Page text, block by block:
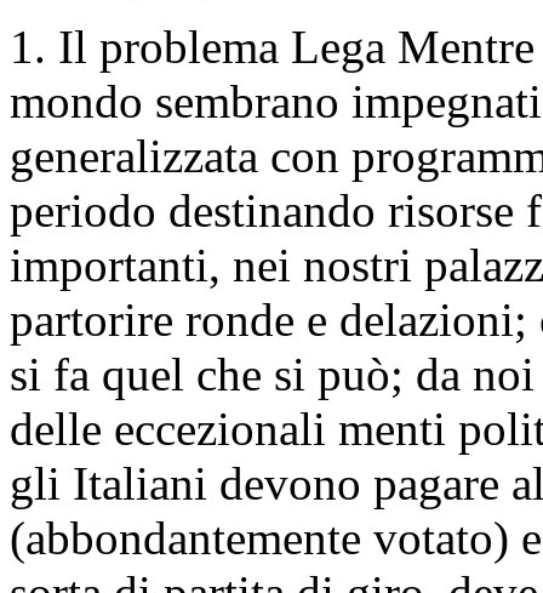
1. Il problema Lega
mondo sembrano
generalizzata con
periodo destinando risorse
importanti, nei nostri
partorire ronde e
si fa quel che si può; da
delle eccezionali menti
gli Italiani devono pagare
(abbondantemente votato)